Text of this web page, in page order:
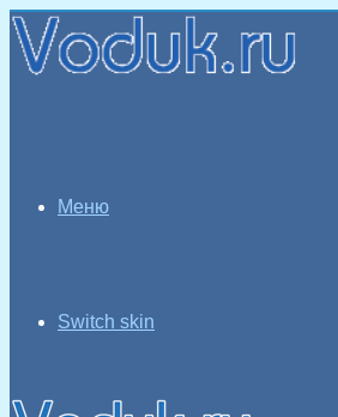
Меню
Switch skin